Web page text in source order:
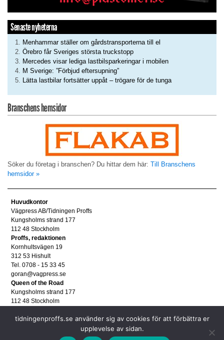
Senaste nyheterna
Menhammar ställer om gårdstransporterna till el
Örebro får Sveriges största truckstopp
Mercedes visar lediga lastbilsparkeringar i mobilen
M Sverige: ”Förbjud eftersupning”
Lätta lastbilar fortsätter uppåt – trögare för de tunga
Branschens hemsidor
Söker du företag i branschen? Du hittar dem här: Till Branschens
hemsidor »
Huvudkontor
Vägpress AB/Tidningen Proffs
Kungsholms strand 177
112 48 Stockholm
Proffs, redaktionen
Kornhultsvägen 19
312 53 Hishult
Tel. 0708 - 15 33 45
goran@vagpress.se
Queen of the Road
Kungsholms strand 177
112 48 Stockholm
Tel. 08 - 653 83 80
tidningenproffs.se använder sig av cookies för att förbättra er
upplevelse av sidan.